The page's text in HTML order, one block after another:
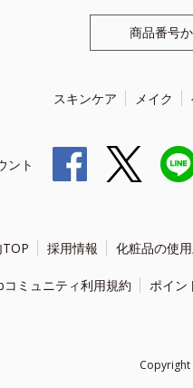
商品番号
スキンケア メイク
ント
採用情報 化粧品の使
コミュニティ利用規約 ポイン